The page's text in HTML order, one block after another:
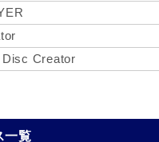
Creator
一覧